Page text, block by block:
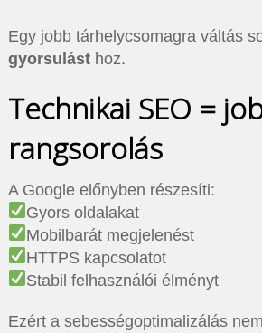
Egy jobb tárhelycsomagra váltás
gyorsulásthoz.
Technikai SEO =
rangsorolás
A Google előnyben részesíti:
Gyors oldalakat
Mobilbarát megjelenést
HTTPS kapcsolatot
Stabil felhasználói élményt
Ezért a sebességoptimalizálás